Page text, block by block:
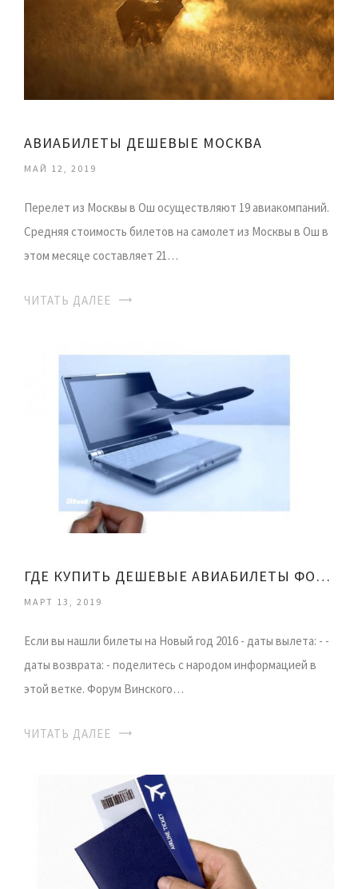
АВИАБИЛЕТЫ ДЕШЕВЫЕ МОСКВА
МАЙ 12, 2019
Перелет из Москвы в Ош осуществляют 19 авиакомпаний.
Средняя стоимость билетов на самолет из Москвы в Ош в
этом месяце составляет 21…
ЧИТАТЬ ДАЛЕЕ
ГДЕ КУПИТЬ ДЕШЕВЫЕ АВИАБИЛЕТЫ ФОРУМ
МАРТ 13, 2019
Если вы нашли билеты на Новый год 2016 - даты вылета: - -
даты возврата: - поделитесь с народом информацией в
этой ветке. Форум Винского…
ЧИТАТЬ ДАЛЕЕ